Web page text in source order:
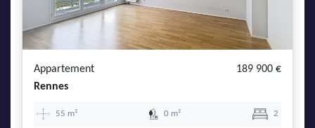
Appartement
189 900 €
Rennes
55 m² 0 m² 2